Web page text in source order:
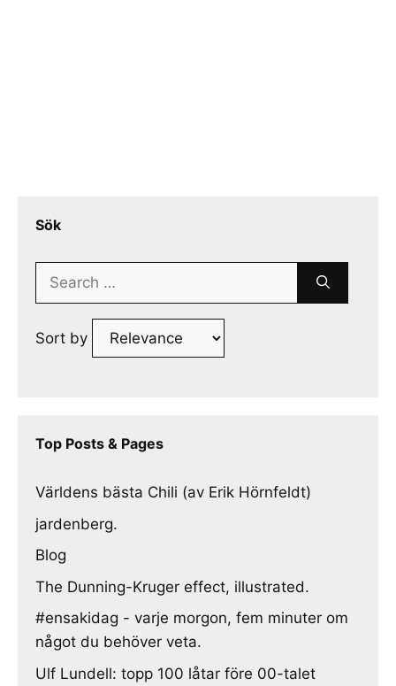
Sök
Search
Sort by
Top Posts & Pages
Världens bästa Chili (av Erik Hörnfeldt)
jardenberg.
Blog
The Dunning-Kruger effect, illustrated.
#ensakidag - varje morgon, fem minuter om
något du behöver veta.
Ulf Lundell: topp 100 låtar före 00-talet